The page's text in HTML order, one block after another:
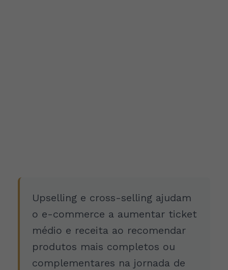
Upselling e cross-selling ajudam
o e-commerce a aumentar ticket
médio e receita ao recomendar
produtos mais completos ou
complementares na jornada de